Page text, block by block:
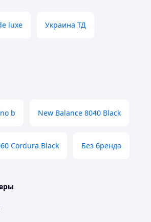
luxe Украина ТД
b New Balance 8040 Black
Cordura Black Без бренда